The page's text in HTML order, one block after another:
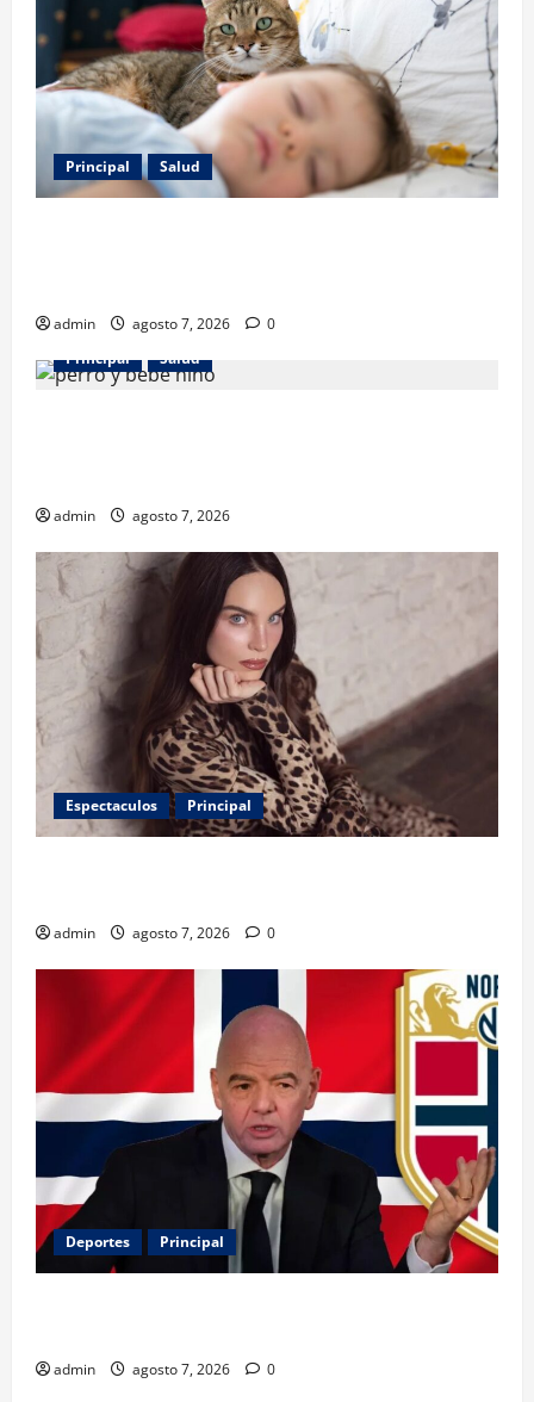
Principal Salud
admin agosto 7, 2026
0
Principal
Salud
admin agosto 7, 2026
Espectaculos Principal
admin agosto 7, 2026 0
Deportes Principal
admin agosto 7, 2026 0